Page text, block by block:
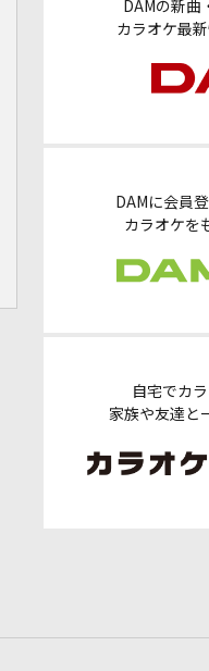
DAMの新曲
カラオケ最
DAMに会員
カラオケを
自宅でカ
家族や友達と